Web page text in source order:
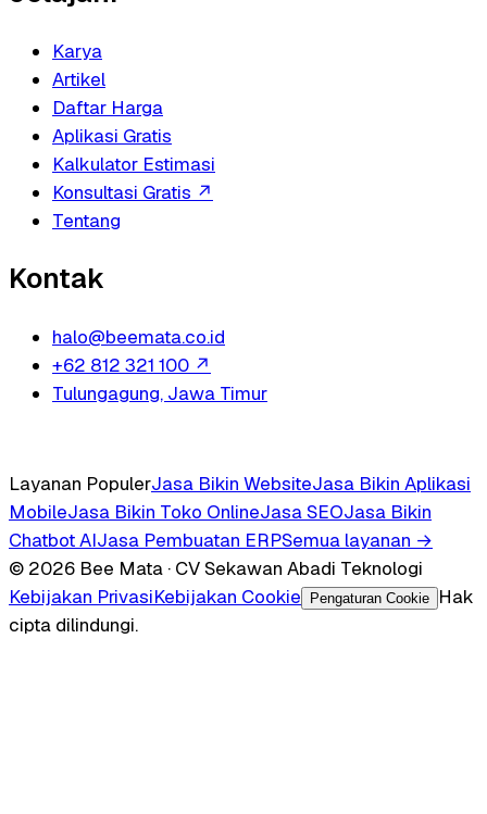
Karya
Artikel
Daftar Harga
Aplikasi Gratis
Kalkulator Estimasi
Konsultasi Gratis ↗
Tentang
Kontak
halo@beemata.co.id
+62 812 321 100 ↗
Tulungagung, Jawa Timur
Layanan PopulerJasa Bikin WebsiteJasa Bikin Aplikasi
MobileJasa Bikin Toko OnlineJasa SEOJasa Bikin
Chatbot AIJasa Pembuatan ERPSemua layanan →
© 2026 Bee Mata · CV Sekawan Abadi Teknologi
Kebijakan PrivasiKebijakan Cookie Pengaturan Cookie
Hak
cipta dilindungi.